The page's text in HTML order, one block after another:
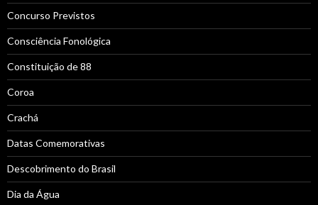
Concurso Previstos
Consciência Fonológica
Constituição de 88
Coroa
Crachá
Datas Comemorativas
Descobrimento do Brasil
Dia da Água